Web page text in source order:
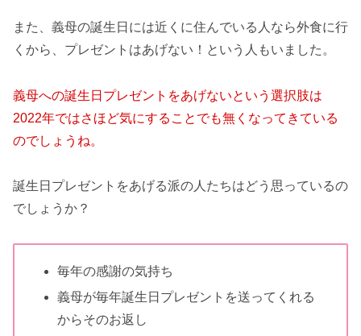
また、義母の誕生日には近くに住んでいる人なら外食に行
くから、プレゼントはあげない！という人もいました。
義母への誕生日プレゼントをあげないという選択肢は
2022年ではさほど気にすることでも無くなってきている
のでしょうね。
誕生日プレゼントをあげる派の人たちはどう思っているの
でしょうか？
毎年の感謝の気持ち
義母が毎年誕生日プレゼントを送ってくれる
からそのお返し